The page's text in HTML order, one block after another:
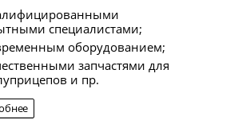
специалистами;
оборудованием;
запчастями для
и пр.